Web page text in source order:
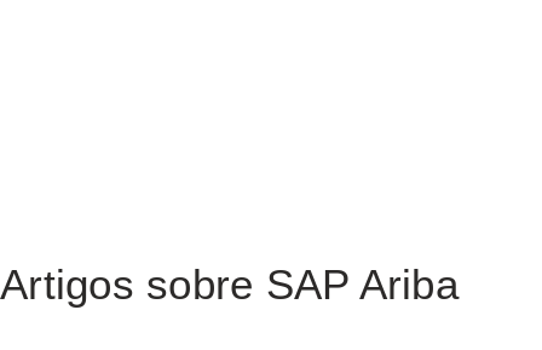
Artigos sobre SAP Ariba